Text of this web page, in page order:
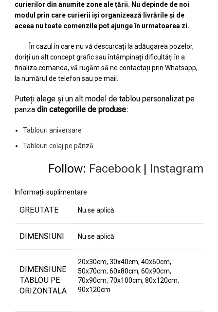
curierilor din anumite zone ale țării. Nu depinde de noi
modul prin care curierii iși organizează livrările și de
aceea nu toate comenzile pot ajunge în urmatoarea zi.
În cazul în care nu vă descurcați la adăugarea pozelor,
doriți un alt concept grafic sau întâmpinați dificultăți în a
finaliza comanda, vă rugăm să ne contactați prin Whatsapp,
la numărul de telefon sau pe mail.
Puteți alege și un alt model de tablou personalizat pe
panza din categoriile de produse:
Tablouri aniversare
Tablouri colaj pe pânză
Follow: Facebook| Instagram
Informații suplimentare
GREUTATE Nu se aplică
DIMENSIUNI Nu se aplică
DIMENSIUNE
TABLOU PE
ORIZONTALA
20x30cm, 30x40cm, 40x60cm,
50x70cm, 60x80cm, 60x90cm,
70x90cm, 70x100cm, 80x120cm,
90x120cm